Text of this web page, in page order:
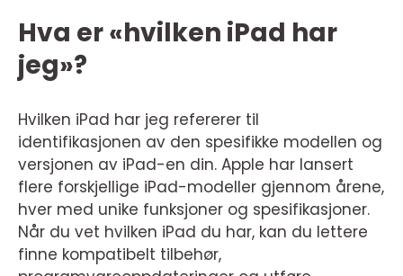
Hva er «hvilken iPad har
jeg»?
Hvilken iPad har jeg refererer til
identifikasjonen av den spesifikke modellen og
versjonen av iPad-en din. Apple har lansert
flere forskjellige iPad-modeller gjennom årene,
hver med unike funksjoner og spesifikasjoner.
Når du vet hvilken iPad du har, kan du lettere
finne kompatibelt tilbehør,